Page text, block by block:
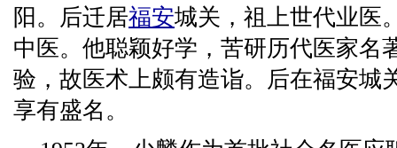
阳。后迁居福安城关，祖上世代业医
中医。他聪颖好学，苦研历代医家名
验，故医术上颇有造诣。后在福安城
享有盛名。